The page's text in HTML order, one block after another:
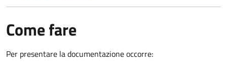
Come fare
Per presentare la documentazione occorre: